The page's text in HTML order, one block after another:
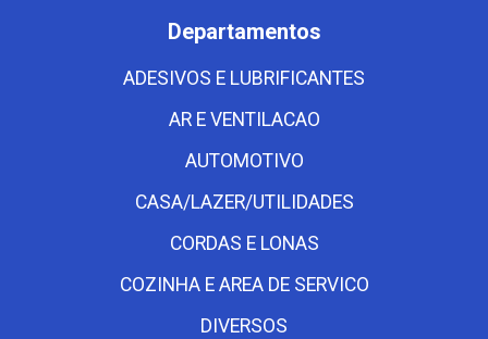
Departamentos
ADESIVOS E LUBRIFICANTES
AR E VENTILACAO
AUTOMOTIVO
CASA/LAZER/UTILIDADES
CORDAS E LONAS
COZINHA E AREA DE SERVICO
DIVERSOS